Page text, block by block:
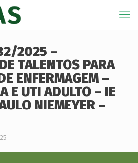
2025 –
TALENTOS PARA
ENFERMAGEM –
E UTI ADULTO – IE
NIEMEYER –